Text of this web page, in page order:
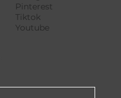
Pinterest
Tiktok
Youtube